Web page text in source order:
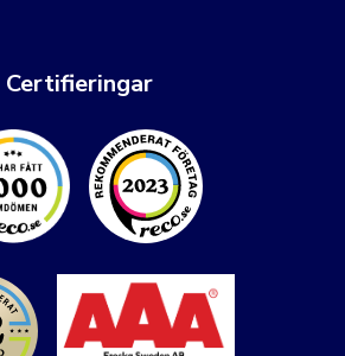
Certifieringar